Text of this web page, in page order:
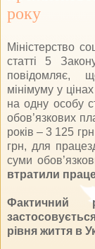
року
Міністерство
статті 5
повідомляє,
мінімуму у
на одну особу
обов’язкових
років – 3 125
грн, для
суми
втратили
Фактичний
рівня життя в